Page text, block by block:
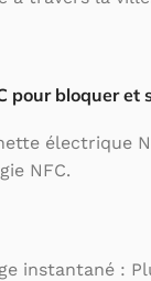
pour bloquer et
électrique
NFC.
instantané :